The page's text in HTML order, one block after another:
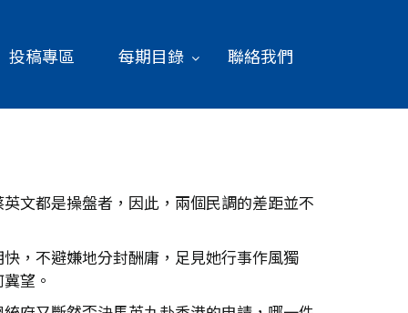
投稿專區 每期目錄 聯絡我們
文都是操盤者，因此，兩個民調的差距並不
，不避嫌地分封酬庸，足見她行事作風獨
望。